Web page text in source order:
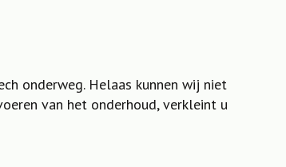
onderweg. Helaas kunnen wij niet
van het onderhoud, verkleint u